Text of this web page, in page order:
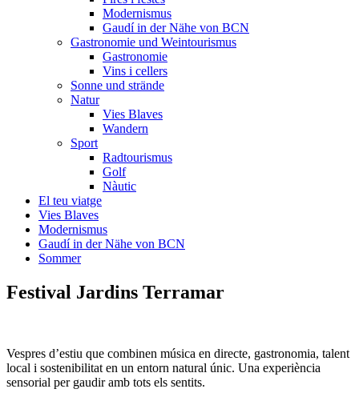
Modernismus
Gaudí in der Nähe von BCN
Gastronomie und Weintourismus
Gastronomie
Vins i cellers
Sonne und strände
Natur
Vies Blaves
Wandern
Sport
Radtourismus
Golf
Nàutic
El teu viatge
Vies Blaves
Modernismus
Gaudí in der Nähe von BCN
Sommer
Festival Jardins Terramar
Vespres d’estiu que combinen música en directe, gastronomia, talent
local i sostenibilitat en un entorn natural únic. Una experiència
sensorial per gaudir amb tots els sentits.